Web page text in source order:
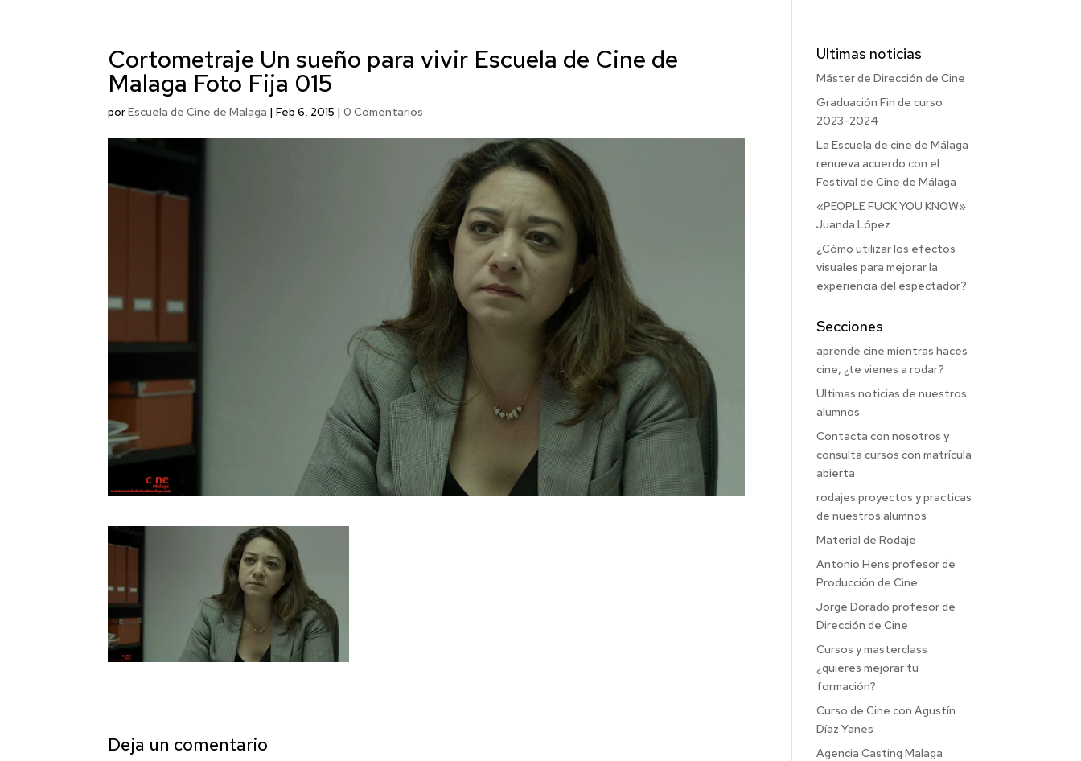
Cortometraje Un sueño para vivir Escuela de Cine de
Malaga Foto Fija 015
porEscuela de Cine de Malaga |Feb 6, 2015 |0 Comentarios
Deja un comentario
Ultimas noticias
Máster de Dirección de Cine
Graduación Fin de curso
2023-2024
La Escuela de cine de Málaga
renueva acuerdo con el
Festival de Cine de Málaga
«PEOPLE FUCK YOU KNOW»
Juanda López
¿Cómo utilizar los efectos
visuales para mejorar la
experiencia del espectador?
Secciones
aprende cine mientras haces
cine, ¿te vienes a rodar?
Ultimas noticias de nuestros
alumnos
Contacta con nosotros y
consulta cursos con matrícula
abierta
rodajes proyectos y practicas
de nuestros alumnos
Material de Rodaje
Antonio Hens profesor de
Producción de Cine
Jorge Dorado profesor de
Dirección de Cine
Cursos y masterclass
¿quieres mejorar tu
formación?
Curso de Cine con Agustín
Díaz Yanes
Agencia Casting Malaga